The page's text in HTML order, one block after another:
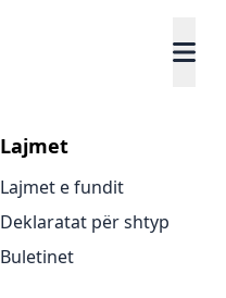
Lajmet
Lajmet e fundit
Deklaratat për shtyp
Buletinet